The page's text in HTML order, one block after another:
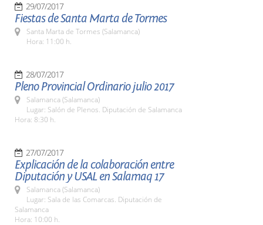
29/07/2017
Fiestas de Santa Marta de Tormes
Santa Marta de Tormes (Salamanca)
Hora: 11:00 h.
28/07/2017
Pleno Provincial Ordinario julio 2017
Salamanca (Salamanca)
Lugar: Salón de Plenos. Diputación de Salamanca
Hora: 8:30 h.
27/07/2017
Explicación de la colaboración entre
Diputación y USAL en Salamaq 17
Salamanca (Salamanca)
Lugar: Sala de las Comarcas. Diputación de
Salamanca
Hora: 10:00 h.